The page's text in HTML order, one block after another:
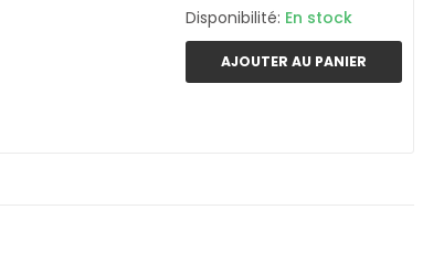
Disponibilité: En stock
AJOUTER AU PANIER